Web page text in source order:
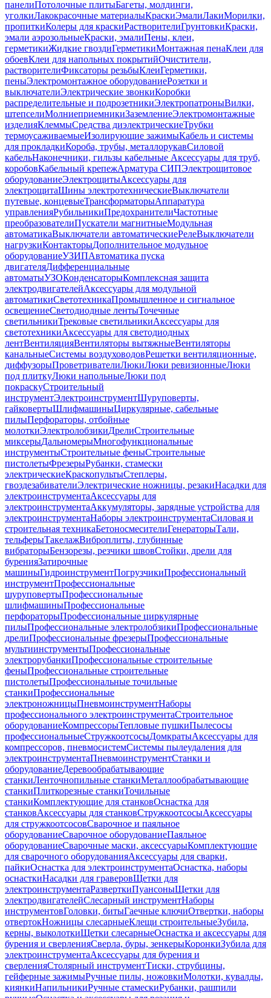
панелиПотолочные плитыБагеты, молдинги,
уголкиЛакокрасочные материалыКраскиЭмалиЛакиМорилки,
пропиткиКолеры для краскиРастворителиГрунтовкиКраски,
эмали аэрозольныеКраски, эмалиПены, клеи,
герметикиЖидкие гвоздиГерметикиМонтажная пенаКлеи для
обоевКлеи для напольных покрытийОчистители,
растворителиФиксаторы резьбыКлеиГерметики,
пеныЭлектромонтажное оборудованиеРозетки и
выключателиЭлектрические звонкиКоробки
распределительные и подрозетникиЭлектропатроныВилки,
штепселиМолниеприемникиЗаземлениеЭлектромонтажные
изделияКлеммыСредства диэлектрическиеТрубки
термоусаживаемыеИзолирующие зажимыКабель и системы
для прокладкиКороба, трубы, металлорукавСиловой
кабельНаконечники, гильзы кабельные Аксессуары для труб,
коробовКабельный крепежАрматура СИПЭлектрощитовое
оборудованиеЭлектрощитыАксессуары для
электрощитаШины электротехническиеВыключатели
путевые, концевыеТрансформаторыАппаратура
управленияРубильникиПредохранителиЧастотные
преобразователиПускатели магнитныеМодульная
автоматикаВыключатели автоматическиеРелеВыключатели
нагрузкиКонтакторыДополнительное модульное
оборудованиеУЗИПАвтоматика пуска
двигателяДифференциальные
автоматыУЗОКонденсаторыКомплексная защита
электродвигателейАксессуары для модульной
автоматикиСветотехникаПромышленное и сигнальное
освещениеСветодиодные лентыТочечные
светильникиТрековые светильникиАксессуары для
светотехникиАксессуары для светодиодных
лентВентиляцияВентиляторы вытяжныеВентиляторы
канальныеСистемы воздуховодовРешетки вентиляционные,
диффузорыПроветривателиЛюкиЛюки ревизионныеЛюки
под плиткуЛюки напольныеЛюки под
покраскуСтроительный
инструментЭлектроинструментШуруповерты,
гайковертыШлифмашиныЦиркулярные, сабельные
пилыПерфораторы, отбойные
молоткиЭлектролобзикиДрелиСтроительные
миксерыДальномерыМногофункциональные
инструментыСтроительные феныСтроительные
пистолетыФрезерыРубанки, стамески
электрическиеКраскопультыСтеплеры,
гвоздезабивателиЭлектрические ножницы, резакиНасадки для
электроинструментаАксессуары для
электроинструментаАккумуляторы, зарядные устройства для
электроинструментаНаборы электроинструментаСиловая и
строительная техникаБетоносмесителиГенераторыТали,
тельферыТакелажВиброплиты, глубинные
вибраторыБензорезы, резчики швовСтойки, дрели для
буренияЗатирочные
машиныГидроинструментПогрузчикиПрофессиональный
инструментПрофессиональные
шуруповертыПрофессиональные
шлифмашиныПрофессиональные
перфораторыПрофессиональные циркулярные
пилыПрофессиональные электролобзикиПрофессиональные
дрелиПрофессиональные фрезерыПрофессиональные
мультиинструментыПрофессиональные
электрорубанкиПрофессиональные строительные
феныПрофессиональные строительные
пистолетыПрофессиональные точильные
станкиПрофессиональные
электроножницыПневмоинструментНаборы
профессионального электроинструментаСтроительное
оборудованиеКомпрессорыТепловые пушкиПылесосы
профессиональныеСтружкоотсосыДомкратыАксессуары для
компрессоров, пневмосистемСистемы пылеудаления для
электроинструментаПневмоинструментСтанки и
оборудованиеДеревообрабатывающие
станкиЛенточнопильные станкиМеталлообрабатывающие
станкиПлиткорезные станкиТочильные
станкиКомплектующие для станковОснастка для
станковАксессуары для станковСтружкоотсосыАксессуары
для стружкоотсосовСварочное и паяльное
оборудованиеСварочное оборудованиеПаяльное
оборудованиеСварочные маски, аксессуарыКомплектующие
для сварочного оборудованияАксессуары для сварки,
пайкиОснастка для электроинструментаОснастка, наборы
оснасткиНасадки для граверовЩетки для
электроинструментаРазверткиПуансоныЩетки для
электродвигателейСлесарный инструментНаборы
инструментовГоловки, битыГаечные ключиОтвертки, наборы
отвертокНожницы слесарныеКлещи строительныеЗубила,
керны, выколоткиЩетки слесарныеОснастка и аксессуары для
бурения и сверленияСверла, буры, зенкерыКоронкиЗубила для
электроинструментаАксессуары для бурения и
сверленияСтолярный инструментТиски, струбцины,
гейферные зажимыРучные пилы, ножовкиМолотки, кувалды,
киянкиНапильникиРучные стамескиРубанки, рашпили